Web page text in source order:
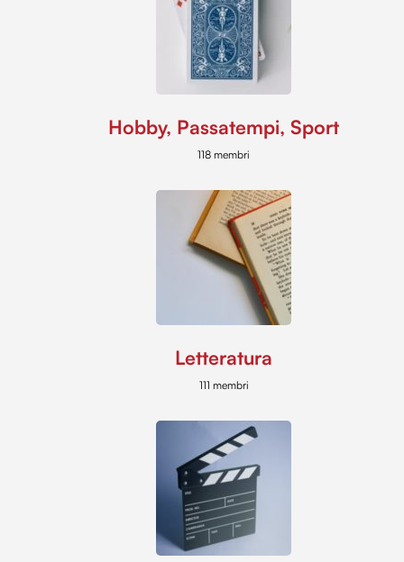
Hobby, Passatempi, Sport
118 membri
Letteratura
111 membri